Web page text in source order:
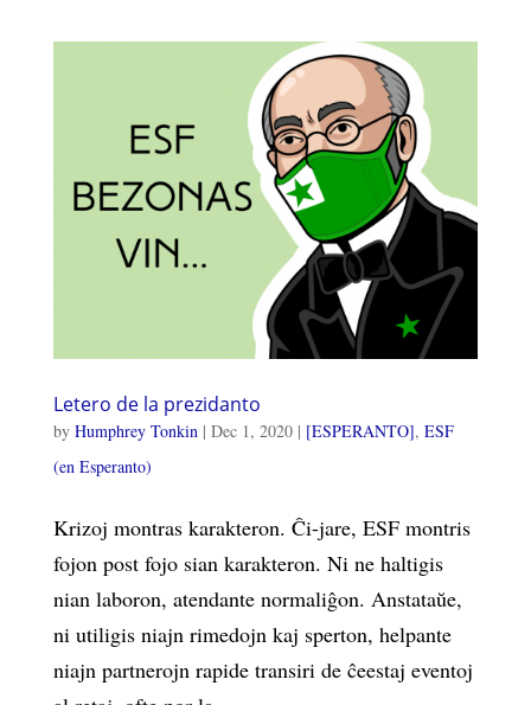
Letero de la prezidanto
by Humphrey Tonkin| Dec 1, 2020| [ESPERANTO], ESF
(en Esperanto)
Krizoj montras karakteron. Ĉi-jare, ESF montris
fojon post fojo sian karakteron. Ni ne haltigis
nian laboron, atendante normaliĝon. Anstataŭe,
ni utiligis niajn rimedojn kaj sperton, helpante
niajn partnerojn rapide transiri de ĉeestaj eventoj